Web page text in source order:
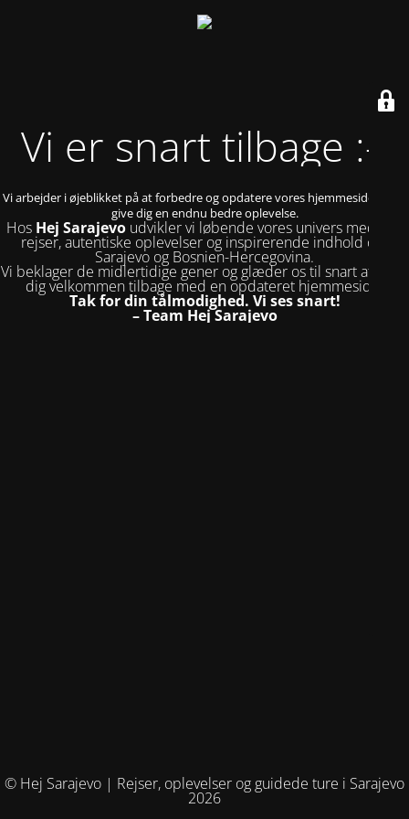
Vi er snart tilbage :-)
Vi arbejder i øjeblikket på at forbedre og opdatere vores hjemmeside for at
give dig en endnu bedre oplevelse.
Hos Hej Sarajevo udvikler vi løbende vores univers med nye
rejser, autentiske oplevelser og inspirerende indhold om
Sarajevo og Bosnien-Hercegovina.
Vi beklager de midlertidige gener og glæder os til snart at byde
dig velkommen tilbage med en opdateret hjemmeside.
Tak for din tålmodighed. Vi ses snart!
– Team Hej Sarajevo
© Hej Sarajevo | Rejser, oplevelser og guidede ture i Sarajevo
2026